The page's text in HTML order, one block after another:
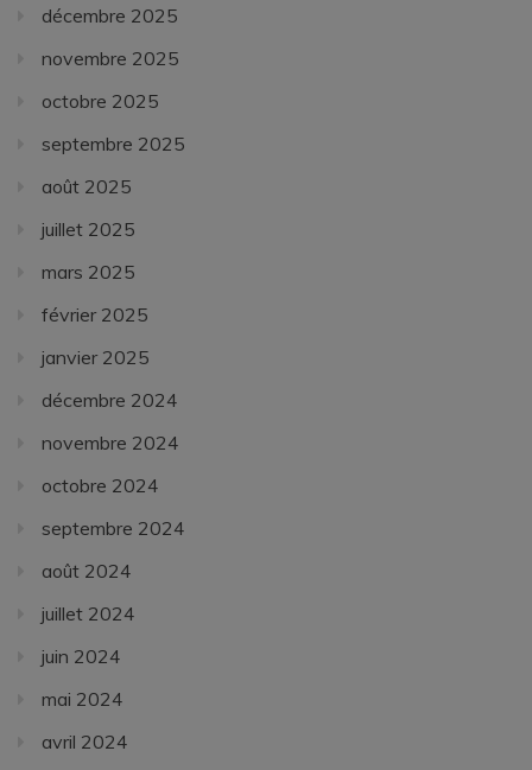
décembre 2025
novembre 2025
octobre 2025
septembre 2025
août 2025
juillet 2025
mars 2025
février 2025
janvier 2025
décembre 2024
novembre 2024
octobre 2024
septembre 2024
août 2024
juillet 2024
juin 2024
mai 2024
avril 2024